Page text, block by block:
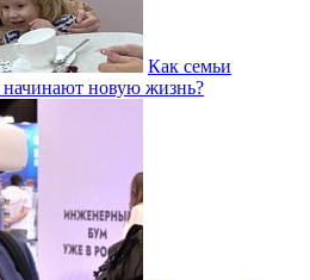
Как семьи
новую жизнь?